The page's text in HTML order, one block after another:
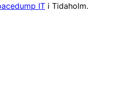
IT i Tidaholm.